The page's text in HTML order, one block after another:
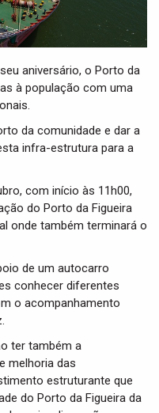
aniversário, o Porto da
à população com uma
da comunidade e dar a
infra-estrutura para a
com início às 11h00,
do Porto da Figueira
onde também terminará o
de um autocarro
conhecer diferentes
o acompanhamento
ter também a
melhoria das
estruturante que
do Porto da Figueira da